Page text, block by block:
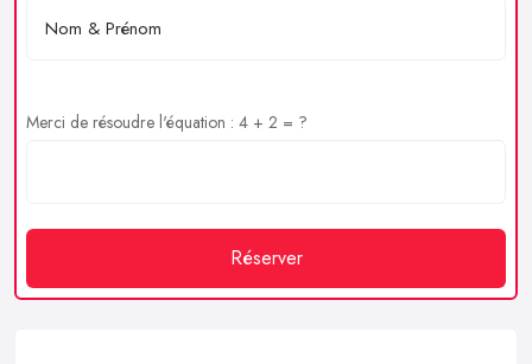
Merci de résoudre l'équation : 4 + 2 = ?
Réserver